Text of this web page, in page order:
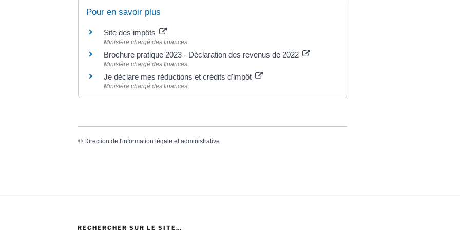
Pour en savoir plus
Site des impôts
Ministère chargé des finances
Brochure pratique 2023 - Déclaration des revenus de 2022
Ministère chargé des finances
Je déclare mes réductions et crédits d'impôt
Ministère chargé des finances
© Direction de l'information légale et administrative
RECHERCHER SUR LE SITE…